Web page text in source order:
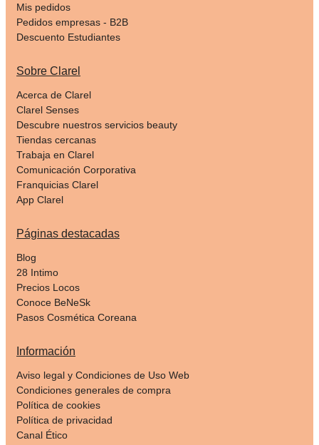
Mis pedidos
Pedidos empresas - B2B
Descuento Estudiantes
Sobre Clarel
Acerca de Clarel
Clarel Senses
Descubre nuestros servicios beauty
Tiendas cercanas
Trabaja en Clarel
Comunicación Corporativa
Franquicias Clarel
App Clarel
Páginas destacadas
Blog
28 Intimo
Precios Locos
Conoce BeNeSk
Pasos Cosmética Coreana
Información
Aviso legal y Condiciones de Uso Web
Condiciones generales de compra
Política de cookies
Política de privacidad
Canal Ético